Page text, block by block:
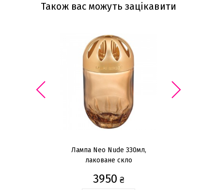
Також вас можуть зацікавити
Лампа Neo Nude 330мл,
лаковане скло
3950 ₴